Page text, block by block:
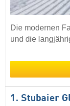
Die modernen
und die
1. Stubaier